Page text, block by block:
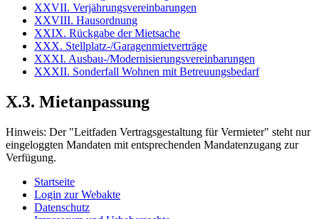
XXVII. Verjährungsvereinbarungen
XXVIII. Hausordnung
XXIX. Rückgabe der Mietsache
XXX. Stellplatz-/Garagenmietverträge
XXXI. Ausbau-/Modernisierungsvereinbarungen
XXXII. Sonderfall Wohnen mit Betreuungsbedarf
X.3. Mietanpassung
Hinweis: Der "Leitfaden Vertragsgestaltung für Vermieter" steht nur
eingeloggten Mandaten mit entsprechenden Mandatenzugang zur
Verfügung.
Startseite
Login zur Webakte
Datenschutz